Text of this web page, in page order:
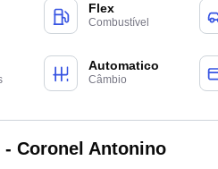
Flex
Combustível
Automatico
Câmbio
Coronel Antonino